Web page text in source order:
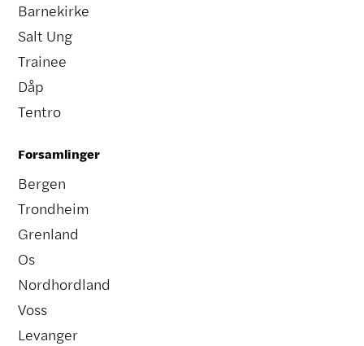
Barnekirke
Salt Ung
Trainee
Dåp
Tentro
Forsamlinger
Bergen
Trondheim
Grenland
Os
Nordhordland
Voss
Levanger